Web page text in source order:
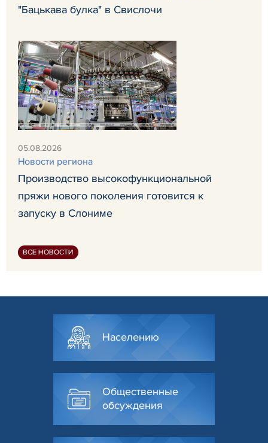
"Бацькава булка" в Свислочи
05.08.2026
Новости региона
Производство высокофункциональной
пряжи нового поколения готовится к
запуску в Слониме
ВСЕ НОВОСТИ
Населению
Общественные
обсуждения